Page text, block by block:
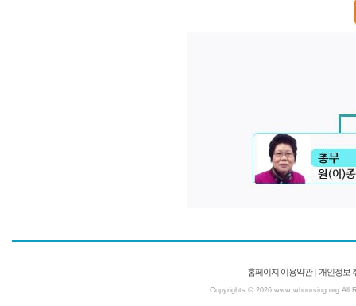
홈페이지 이용약관 개인정보
Copyrights © 2026 www.whnursing.org All